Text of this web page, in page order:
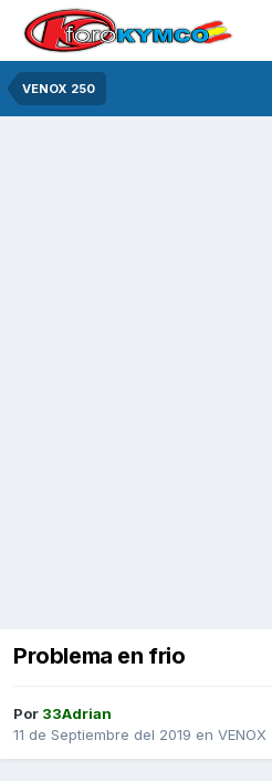
VENOX 250
Problema en frio
Por 33Adrian
11 de Septiembre del 2019 en VENOX